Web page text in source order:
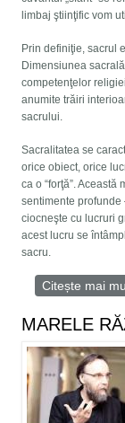
limbaj ştiinţific vom
Prin definiţie, sacrul
Dimensiunea
competenţelor
anumite trăiri
sacrului.
Sacralitatea se
orice obiect, orice
ca o “forţă”.
sentimente
ciocneşte cu lucruri
acest lucru se
sacru.
Citește mai
MARELE